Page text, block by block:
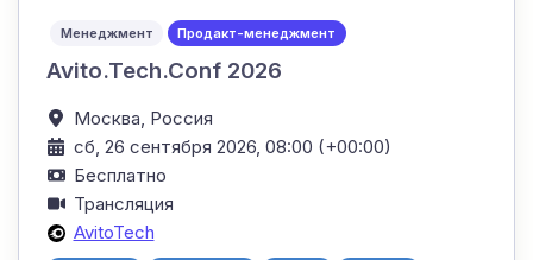
Менеджмент Продакт-менеджмент
Avito.Tech.Conf 2026
Москва, Россия
сб, 26 сентября 2026, 08:00 (+00:00)
Бесплатно
Трансляция
AvitoTech